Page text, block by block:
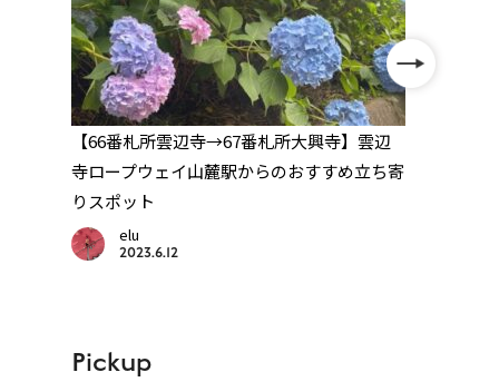
【66番札所雲辺寺→67番札所大興寺】雲辺
寺ロープウェイ山麓駅からのおすすめ立ち寄
りスポット
elu
2023.6.12
Pickup